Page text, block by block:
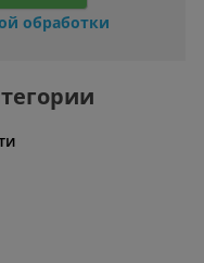
обработки